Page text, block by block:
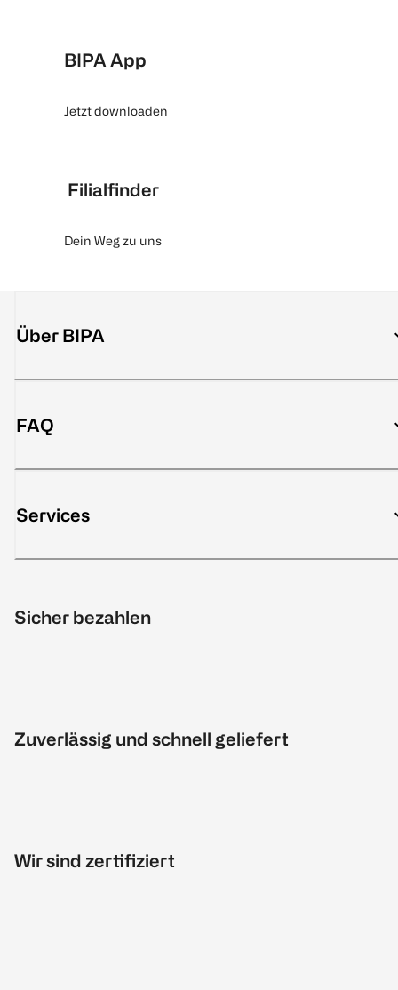
BIPA App
Jetzt downloaden
Filialfinder
Dein Weg zu uns
Über BIPA
FAQ
Services
Sicher bezahlen
Zuverlässig und schnell geliefert
Wir sind zertifiziert